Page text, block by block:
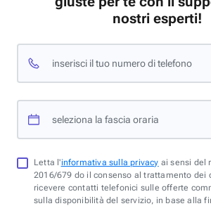
nostri esperti!
inserisci il tuo numero di telefono
seleziona la fascia oraria
Letta l'informativa sulla privacy ai sensi del
2016/679 do il consenso al trattamento dei
ricevere contatti telefonici sulle offerte
sulla disponibilità del servizio, in base alla